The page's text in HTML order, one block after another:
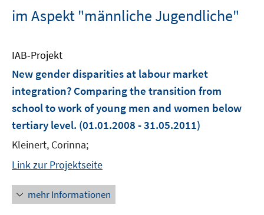
im Aspekt "männliche Jugendliche"
IAB-Projekt
New gender disparities at labour market
integration? Comparing the transition from
school to work of young men and women below
tertiary level. (01.01.2008 - 31.05.2011)
Kleinert, Corinna;
Link zur Projektseite
mehr Informationen